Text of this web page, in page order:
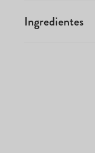
Ingredientes